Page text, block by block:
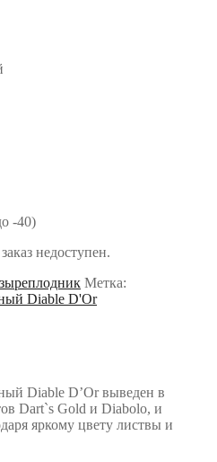
-40)
недоступен.
Метка:
Diable D'Or
Diable D’Or выведен в
Dart`s Gold и Diabolo, и
яркому цвету листвы и